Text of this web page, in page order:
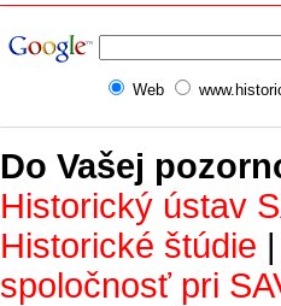
Web
Do Vašej
Historický ústav
Historické štúdie
spoločnosť pri